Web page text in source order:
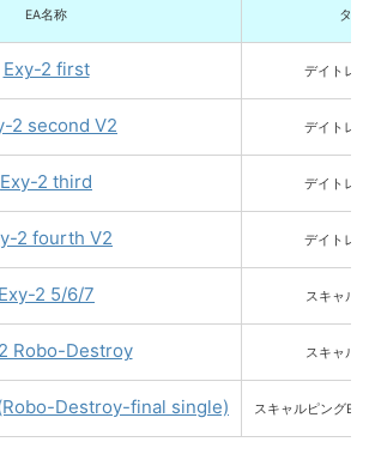
EA名称 タイ
Exy-2 first デイトレ/
2 second V2 デイトレ/
Exy-2 third デイトレ/
2 fourth V2 デイトレ/
Exy-2 5/6/7 スキャル
Robo-Destroy スキャル
Destroy-final single) スキャルピング